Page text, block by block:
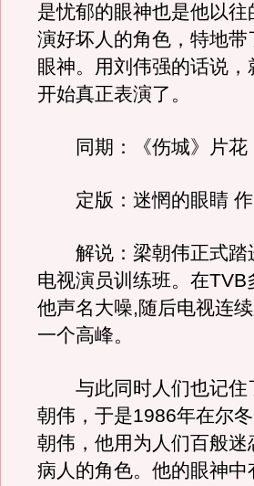
是忧郁的眼神也是他以
演好坏人的角色，特地
眼神。用刘伟强的话说
开始真正表演了。
同期：《伤城》片花
定版：迷惘的眼睛 作
解说：梁朝伟正式踏
电视演员训练班。在
他声名大噪,随后电视连
一个高峰。
与此同时人们也记住
朝伟，于是1986年在尔
朝伟，他用为人们百般
病人的角色。他的眼神